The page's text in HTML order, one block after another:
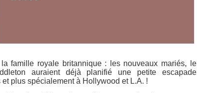
famille royale britannique : les nouveaux mariés, le
auraient déjà planifié une petite escapade
plus spécialement à Hollywood et L.A. !